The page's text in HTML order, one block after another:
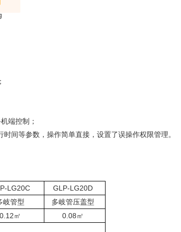
端控制；
间等参数，操作简单直接，设置了误操作权限管理。
LG20C GLP-LG20D
岐管型
多岐管压盖型
0.12㎡ 0.08㎡